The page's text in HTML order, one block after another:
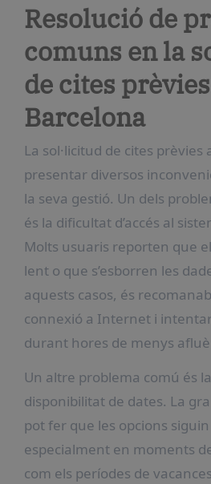
Resolució de
comuns en la
de cites
Barcelona
La sol·licitud de cites prèvies
presentar diversos
la seva gestió. Un dels
és la dificultat d’accés al
Molts usuaris reporten que
lent o que s’esborren les
aquests casos, és
connexió a Internet i
durant hores de menys
Un altre problema comú és
disponibilitat de dates. La
pot fer que les opcions
especialment en moments
com els períodes de